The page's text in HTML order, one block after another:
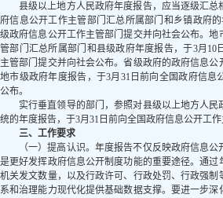
县级以上地方人民政府年度报告，应当逐级汇
府信息公开工作主管部门汇总所属部门和乡镇政府
级政府信息公开工作主管部门提交并向社会公布。地
管部门汇总所属部门和县级政府年度报告，于3月10
主管部门提交并向社会公布。省级政府的政府信息公
地市级政府年度报告，于3月31日前向全国政府信息
公布。
实行垂直领导的部门，参照对县级以上地方人民
统的年度报告，于3月31日前向全国政府信息公开工作
三、工作要求
（一）提高认识。 年度报告不仅反映政府信息
是更好发挥政府信息公开制度功能的重要途径。通
机关发文数量，以及行政许可、行政处罚、行政强
系和治理能力现代化提供基础数据支撑。要进一步深